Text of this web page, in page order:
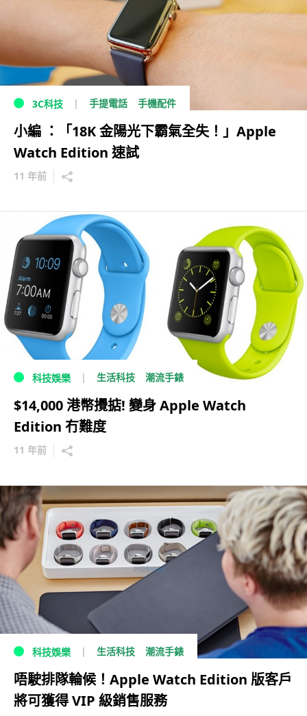
3C科技 手提電話 手機配件
小編 ：「18K 金陽光下霸氣全失！」Apple
Watch Edition 速試
11 年前
科技娛樂 生活科技 潮流手錶
$14,000 港幣攪掂! 變身 Apple Watch
Edition 冇難度
11 年前
科技娛樂 生活科技 潮流手錶
唔駛排隊輪候！Apple Watch Edition 版客戶
將可獲得 VIP 級銷售服務